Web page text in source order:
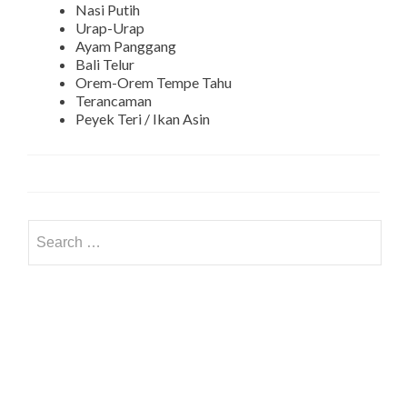
Nasi Putih
Urap-Urap
Ayam Panggang
Bali Telur
Orem-Orem Tempe Tahu
Terancaman
Peyek Teri / Ikan Asin
for: